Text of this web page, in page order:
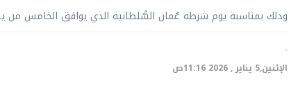
وذلك بمناسبة يوم شرطة عُمان السُّلطانية الذي يوافق الخامس من
·
الإثنين,5 يناير , 2026 11:16ص